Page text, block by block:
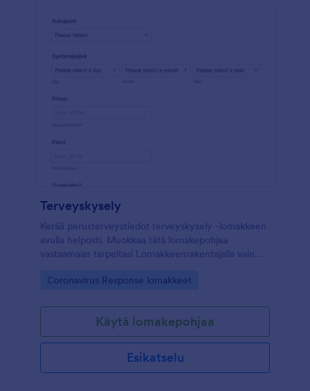
Terveyskysely
Kerää perusterveystiedot terveyskysely -lomakkeen
avulla helposti. Muokkaa tätä lomakepohjaa
vastaamaan tarpeitasi Lomakkeenrakentajalla vain
Go to Category:
Coronavirus Response lomakkeet
Käytä lomakepohjaa
Esikatselu